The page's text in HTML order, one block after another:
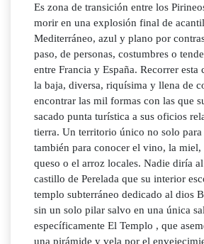
Es zona de transición entre los
morir en una explosión final de
Mediterráneo, azul y plano por
paso, de personas, costumbres o
entre Francia y España. Recorrer esta
la baja, diversa, riquísima y llena de
encontrar las mil formas con las que
sacado punta turística a sus oficios
tierra. Un territorio único no solo para
también para conocer el vino, la miel,
queso o el arroz locales. Nadie diría
castillo de Perelada que su interior
templo subterráneo dedicado al dios
sin un solo pilar salvo en una única
específicamente El Templo , que
una pirámide y vela por el